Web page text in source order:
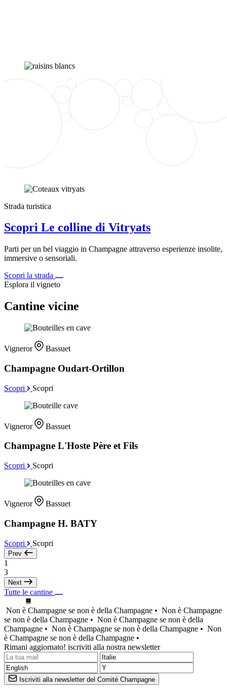
Strada turistica
Scopri Le colline di Vitryats
Parti per un bel viaggio in Champagne attraverso esperienze insolite,
immersive o sensoriali.
Scopri la strada
Esplora il vigneto
Cantine vicine
Vigneror Bassuet
Champagne Oudart-Ortillon
Scopri Scopri
Vigneror Bassuet
Champagne L'Hoste Père et Fils
Scopri Scopri
Vigneror Bassuet
Champagne H. BATY
Scopri Scopri
Prev
1
3
Next
Tutte le cantine
Non è Champagne se non è della Champagne • Non è Champagne
se non è della Champagne • Non è Champagne se non è della
Champagne • Non è Champagne se non è della Champagne • Non
è Champagne se non è della Champagne •
Rimani aggiornato! iscriviti alla nostra newsletter
Iscriviti alla newsletter del Comité Champagne